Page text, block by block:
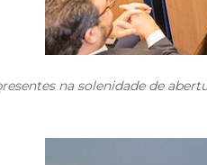
na solenidade de